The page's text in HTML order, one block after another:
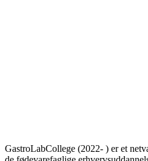
GastroLabCollege (2022- ) er et